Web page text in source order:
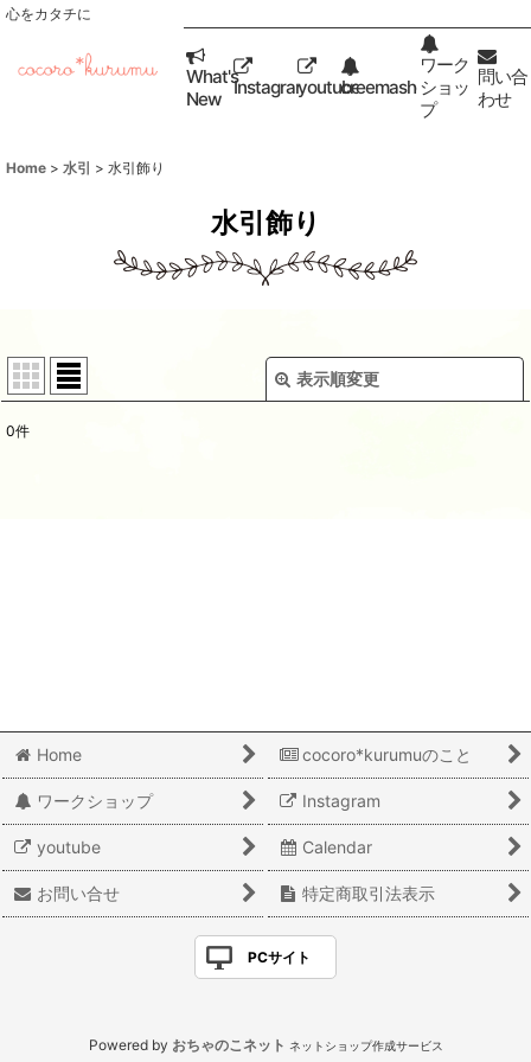
心をカタチに
What's
New Instagramyoutubecreemashop
ワーク
ショッ
プ
問い合
わせ
Home > 水引 > 水引飾り
水引飾り
表示順変更
0件
Home cocoro*kurumuのこと
ワークショップ Instagram
youtube Calendar
お問い合せ 特定商取引法表示
PCサイト
Powered by おちゃのこネット ネットショップ作成サービス